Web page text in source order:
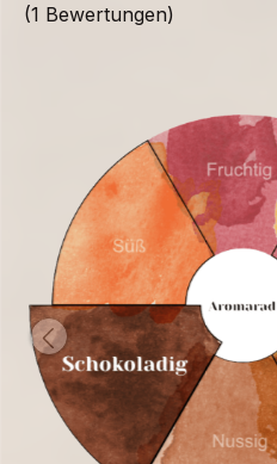
(1 Bewertungen)